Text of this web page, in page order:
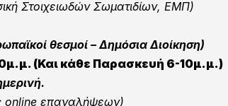
Στοιχειωδών Σωματιδίων, ΕΜΠ)
θεσμοί – Δημόσια Διοίκηση)
(Και κάθε Παρασκευή 6-10μ.μ.)
online επαναλήψεων)